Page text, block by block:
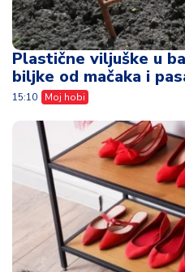
Plastične viljuške u
biljke od mačaka i
15:10 Moj hobi